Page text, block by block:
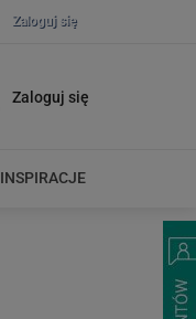
Zaloguj się
Zaloguj się
INSPIRACJE